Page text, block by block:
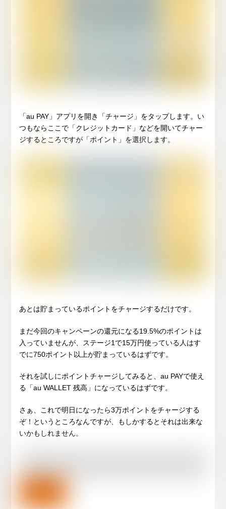
「au PAY」アプリを開き「チャージ」をタップします。い
つもならここで「クレジットカード」などを開いてチャー
ジするところですが「ポイント」を選択します。
あとは貯まっているポイントをチャージするだけです。
まだ今回のキャンペーンの還元になる19.5%のポイントは
入っていませんが、ステージ1で15万円使っている人はす
でに750ポイント以上が貯まっているはずです。
それを試しにポイントチャージしてみると、au PAYで使え
る「au WALLET 残高」になっているはずです。
さぁ、これで明日になったら3万ポイントをチャージする
ぞ！というところなんですが、もしかするとそれは出来な
いかもしれません。